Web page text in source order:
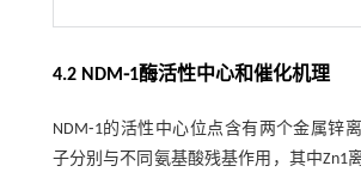
4.2 NDM⁃1酶活性中心和催化机理
NDM⁃1的活性中心位点含有两个金属锌
子分别与不同氨基酸残基作用，其中Zn1